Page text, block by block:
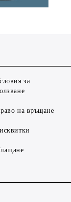
за
на връщане